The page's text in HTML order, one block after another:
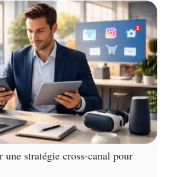
une stratégie cross-canal pour